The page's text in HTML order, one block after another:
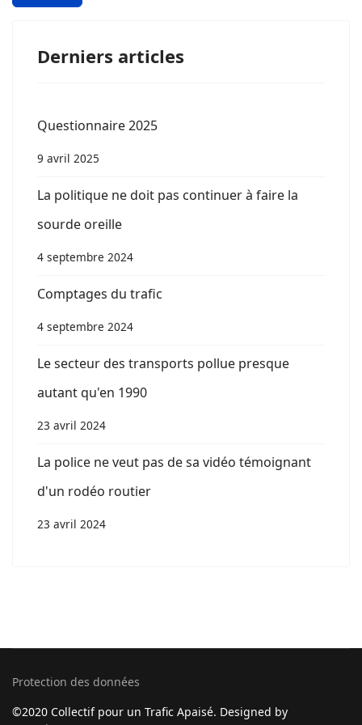
Derniers articles
Questionnaire 2025
9 avril 2025
La politique ne doit pas continuer à faire la
sourde oreille
4 septembre 2024
Comptages du trafic
4 septembre 2024
Le secteur des transports pollue presque
autant qu'en 1990
23 avril 2024
La police ne veut pas de sa vidéo témoignant
d'un rodéo routier
23 avril 2024
Protection des données
©2020 Collectif pour un Trafic Apaisé. Designed by